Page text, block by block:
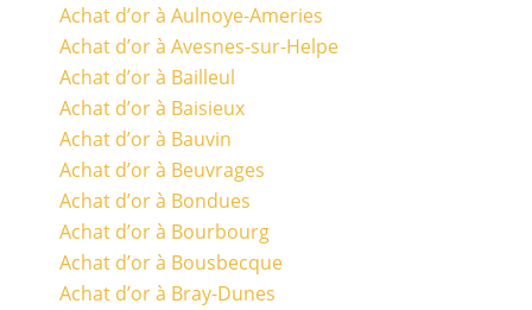
Achat d’or à Aulnoye-Ameries
Achat d’or à Avesnes-sur-Helpe
Achat d’or à Bailleul
Achat d’or à Baisieux
Achat d’or à Bauvin
Achat d’or à Beuvrages
Achat d’or à Bondues
Achat d’or à Bourbourg
Achat d’or à Bousbecque
Achat d’or à Bray-Dunes